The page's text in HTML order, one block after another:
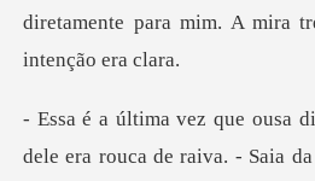
Baixar App
diretamente para mim. A mira tr
dele era rouca de raiva. -